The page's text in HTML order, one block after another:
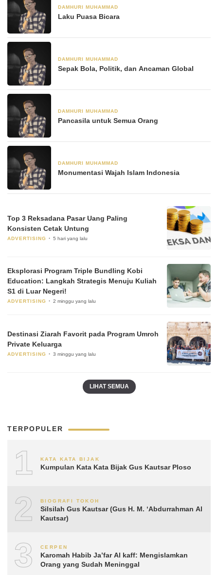
DAMHURI MUHAMMAD
Laku Puasa Bicara
DAMHURI MUHAMMAD
Sepak Bola, Politik, dan Ancaman Global
DAMHURI MUHAMMAD
Pancasila untuk Semua Orang
DAMHURI MUHAMMAD
Monumentasi Wajah Islam Indonesia
Top 3 Reksadana Pasar Uang Paling
Konsisten Cetak Untung
ADVERTISING 5 hari yang lalu
Eksplorasi Program Triple Bundling Kobi
Education: Langkah Strategis Menuju Kuliah
S1 di Luar Negeri!
ADVERTISING 2 minggu yang lalu
Destinasi Ziarah Favorit pada Program Umroh
Private Keluarga
ADVERTISING 3 minggu yang lalu
LIHAT SEMUA
TERPOPULER
1 KATA KATA BIJAK
Kumpulan Kata Kata Bijak Gus Kautsar Ploso
2 BIOGRAFI TOKOH
Silsilah Gus Kautsar (Gus H. M. ‘Abdurrahman Al
Kautsar)
3 CERPEN
Karomah Habib Ja’far Al kaff: Mengislamkan
Orang yang Sudah Meninggal